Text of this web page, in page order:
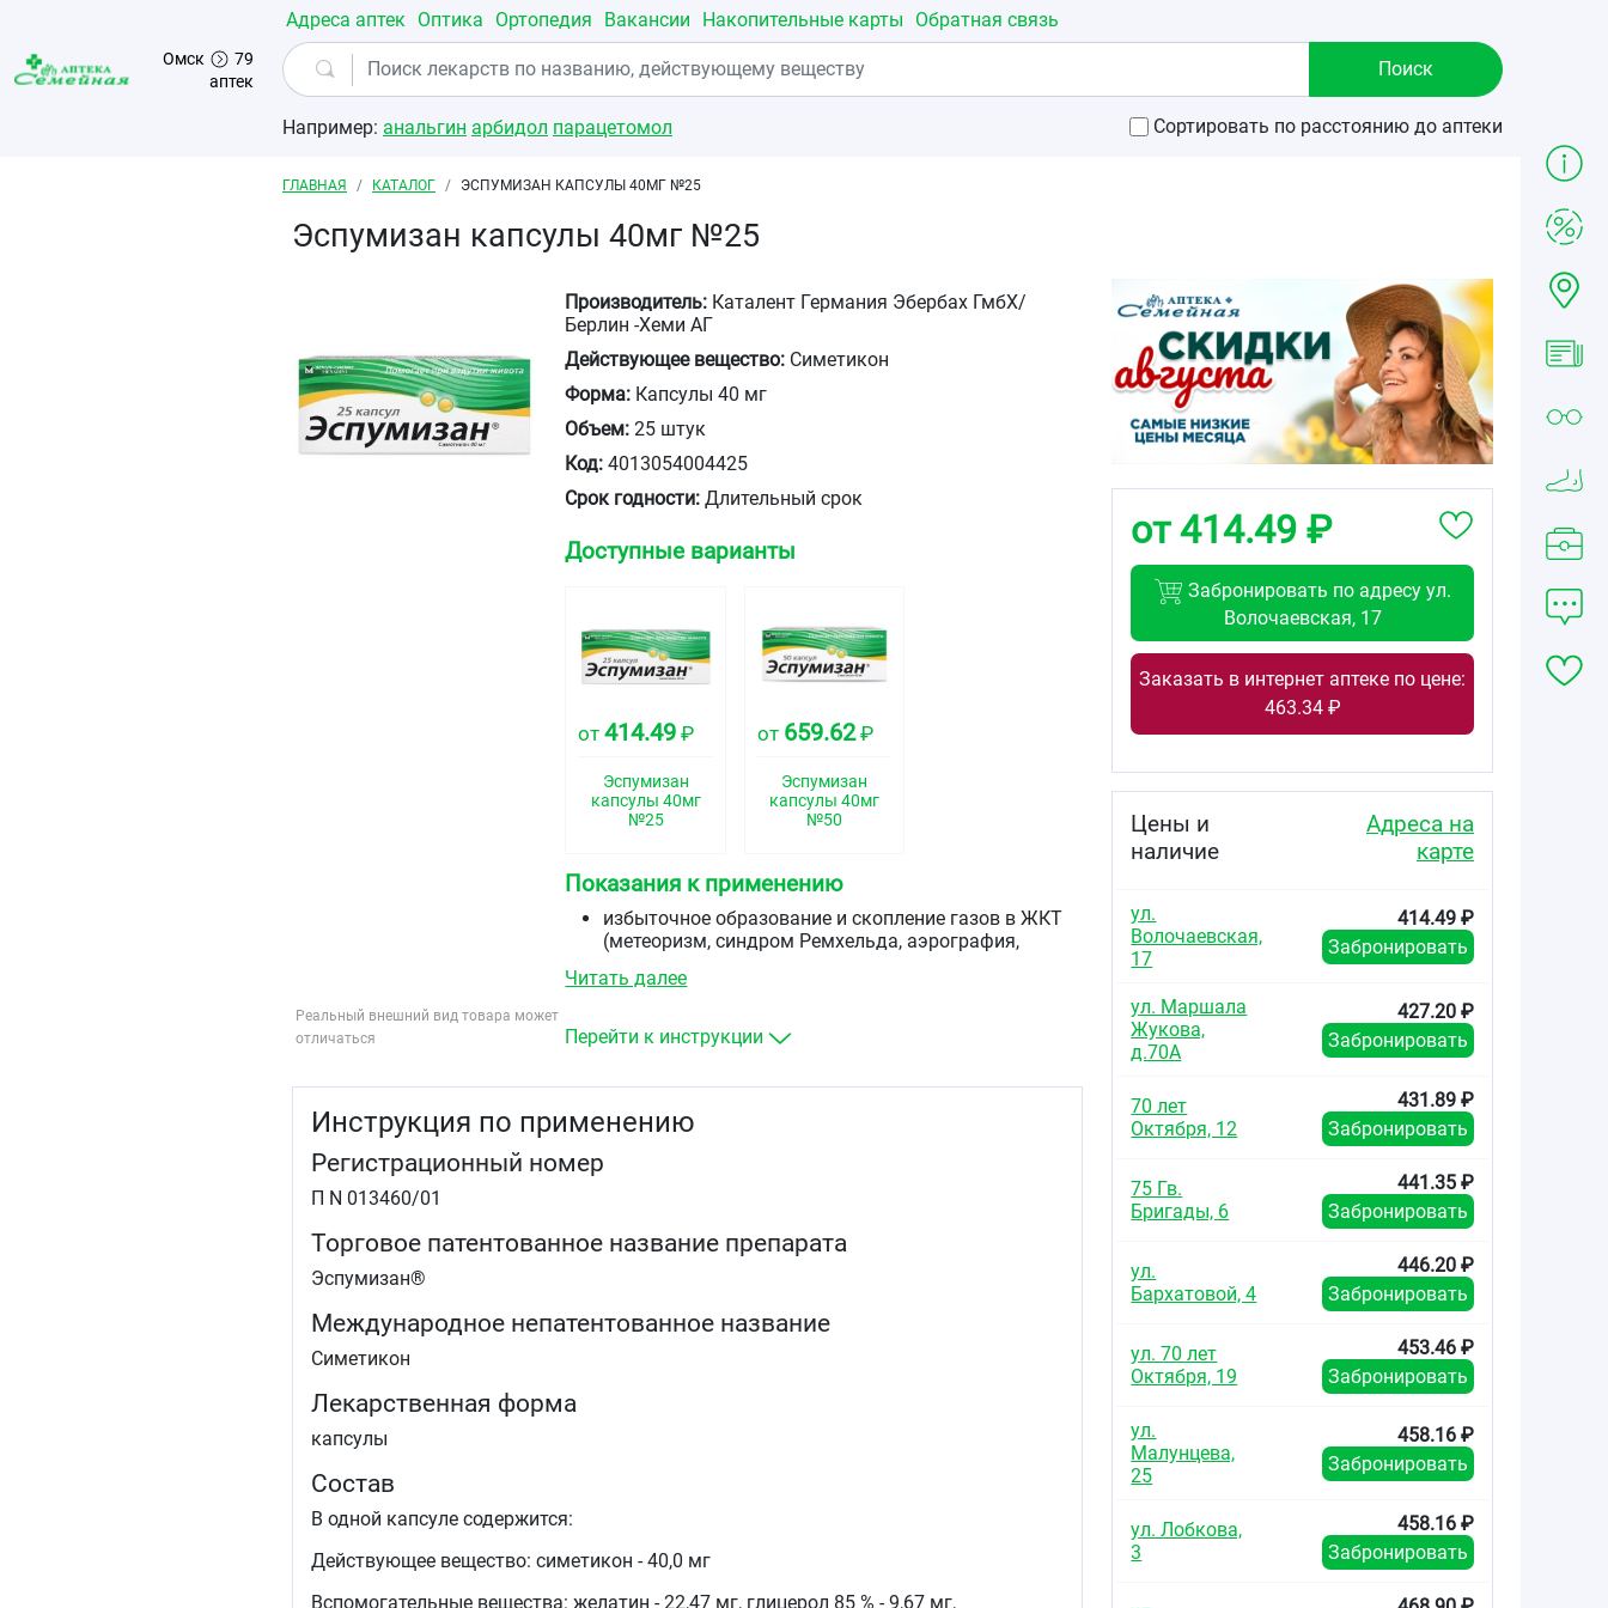
Перейти к основному содержанию
Омск
79
аптек
Адреса аптек Оптика Ортопедия Вакансии Накопительные карты Обратная связь
Например: анальгин арбидол парацетомол Сортировать по расстоянию до аптеки
Строка навигации
ГЛАВНАЯ КАТАЛОГ ЭСПУМИЗАН КАПСУЛЫ 40МГ №25
Эспумизан капсулы 40мг №25
Реальный внешний вид товара может
отличаться
Производитель: Каталент Германия Эбербах ГмбХ/
Берлин -Хеми АГ
Действующее вещество: Симетикон
Форма: Капсулы 40 мг
Объем: 25 штук
Код: 4013054004425
Срок годности: Длительный срок
Доступные варианты
от414.49 ₽
Эспумизан
капсулы 40мг
№25
от 659.62₽
Эспумизан
капсулы 40мг
№50
Показания к применению
избыточное образование и скопление газов в ЖКТ
(метеоризм, синдром Ремхельда, аэрография,
периоде)
брюшной полости и малого таза (ультразвуковые,
острые отравления моющими средствами,
Читать далее
Перейти к инструкции
Инструкция по применению
Регистрационный номер
П N 013460/01
Торговое патентованное название препарата
Эспумизан®
Международное непатентованное название
Симетикон
Лекарственная форма
капсулы
Состав
В одной капсуле содержится:
Действующее вещество: симетикон - 40,0 мг
Вспомогательные вещества: желатин - 22,47 мг, глицерол 85 % - 9,67 мг,
от 414.49 ₽
Забронировать по адресу ул.
Волочаевская, 17
Заказать в интернет аптеке по цене:
463.34 ₽
Цены и
наличие
Адреса на
карте
ул.
Волочаевская,
17
414.49 ₽
Забронировать
ул. Маршала
Жукова,
д.70А
427.20 ₽
Забронировать
70 лет
Октября, 12
431.89 ₽
Забронировать
75 Гв.
Бригады, 6
441.35 ₽
Забронировать
ул.
Бархатовой, 4
446.20 ₽
Забронировать
ул. 70 лет
Октября, 19
453.46 ₽
Забронировать
ул.
Малунцева,
25
458.16 ₽
Забронировать
ул. Лобкова,
3
458.16 ₽
Забронировать